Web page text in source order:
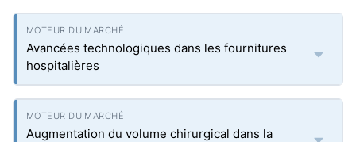
Avancées technologiques dans les fournitures
hospitalières
Augmentation du volume chirurgical dans la